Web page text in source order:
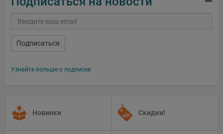
Подписаться
Узнайте больше о подписке
Новинки Скидки!